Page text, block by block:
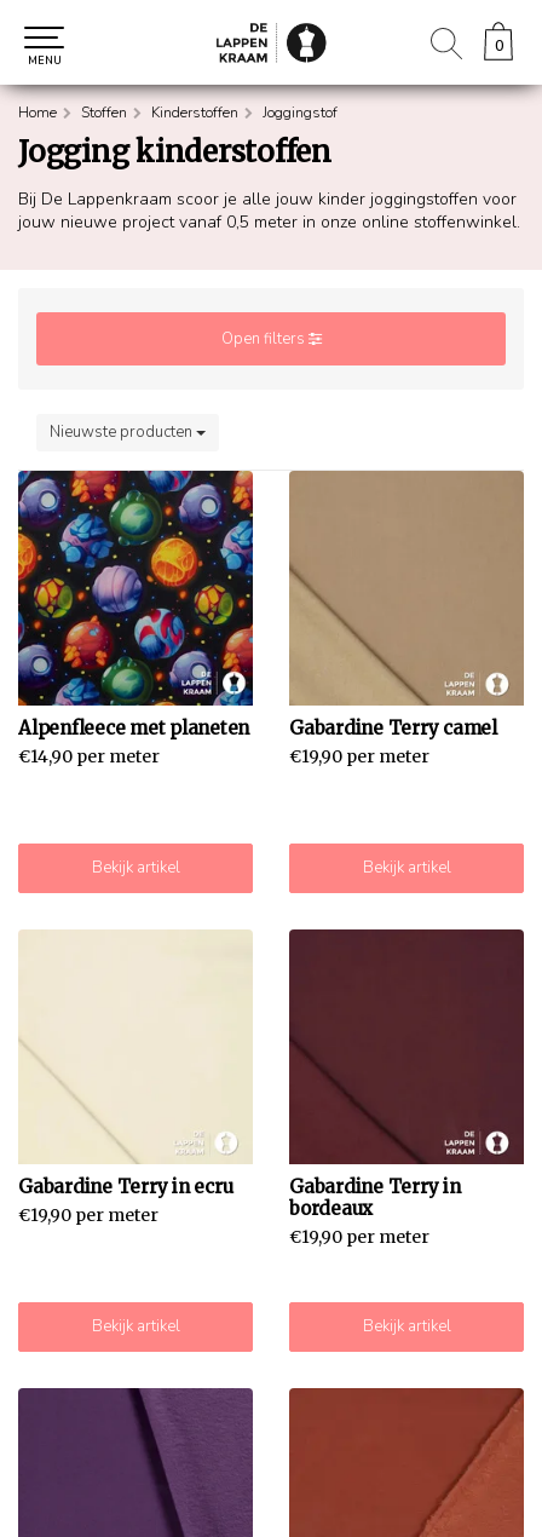
0
0
MENU
Home Stoffen Kinderstoffen Joggingstof
Jogging kinderstoffen
Bij De Lappenkraam scoor je alle jouw kinder joggingstoffen voor
jouw nieuwe project vanaf 0,5 meter in onze online stoffenwinkel.
Open filters
Nieuwste producten
Alpenfleece met planeten
€14,90 per meter
Bekijk artikel
Gabardine Terry camel
€19,90 per meter
Bekijk artikel
Gabardine Terry in ecru
€19,90 per meter
Bekijk artikel
Gabardine Terry in
bordeaux
€19,90 per meter
Bekijk artikel